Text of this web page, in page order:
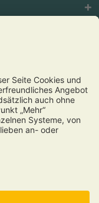
youtube
zzgl.Versandkosten